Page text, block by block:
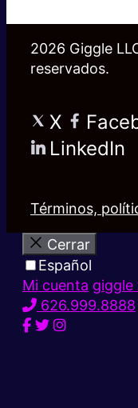
2026 Giggle
reservados.
X
LinkedIn
Términos,
Cerrar
Español
Mi cuenta giggle
626.999.8888